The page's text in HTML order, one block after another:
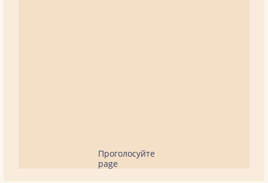
Проголосуйте
page